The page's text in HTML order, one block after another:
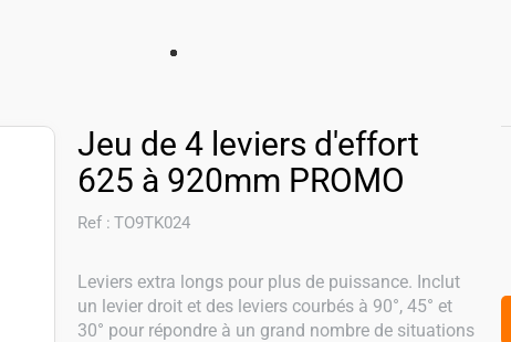
Jeu de 4 leviers d'effort
625 à 920mm PROMO
Ref : TO9TK024
Leviers extra longs pour plus de puissance. Inclut
un levier droit et des leviers courbés à 90°, 45° et
30° pour répondre à un grand nombre de situations